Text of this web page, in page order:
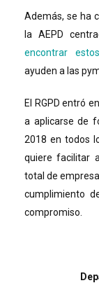
Además, se ha
la AEPD
encontrar
ayuden a las
El RGPD entró
a aplicarse de
2018 en todos
quiere facilitar
total de
cumplimiento
compromiso.